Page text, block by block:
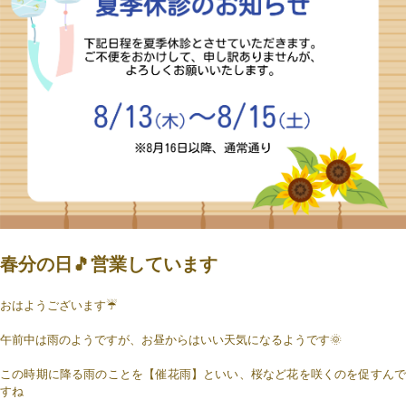
春分の日🎵営業しています
おはようございます☔️
午前中は雨のようですが、お昼からはいい天気になるようです🌞
この時期に降る雨のことを【催花雨】といい、桜など花を咲くのを促すんで
すね